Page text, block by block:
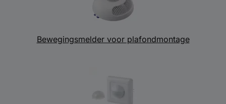
Bewegingsmelder voor plafondmontage